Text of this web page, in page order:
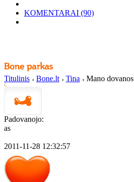
KOMENTARAI (90)
Titulinis Bone.lt Tina Mano dovanos
Padovanojo:
as
2011-11-28 12:32:57